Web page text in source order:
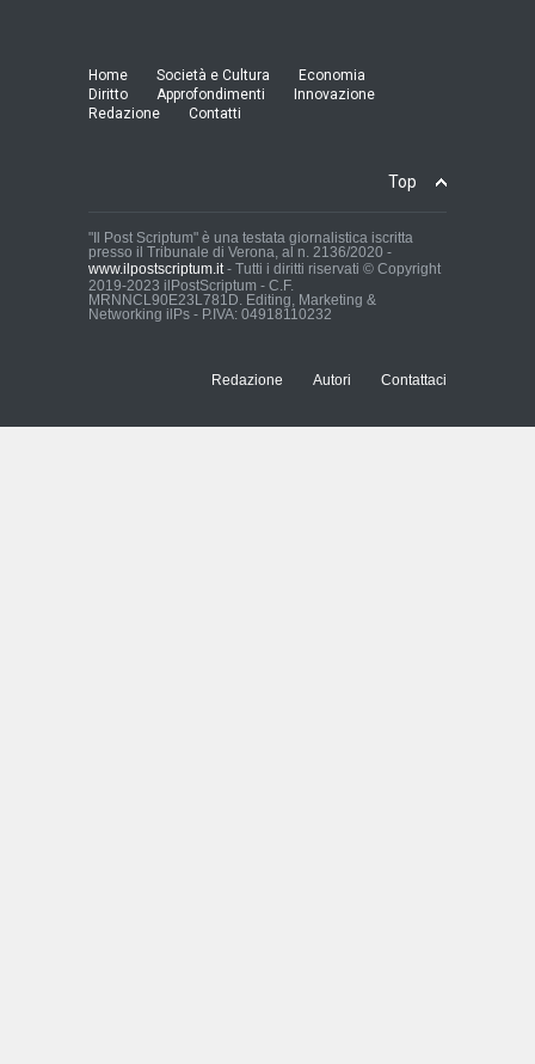
In Memoria di Albino Perolo:
possibile il Parco delle Mura
23:01, 27/06/23
Arena di Verona 2026: chi
paga il Moulin Rouge?
cultura, Art Bonus, turismo
Home Società e Cultura
Economia
Diritto
Approfondimenti
Innovazione
Redazione
Contatti
Top
"Il Post Scriptum" è una testata giornalistica iscritta
presso il Tribunale di Verona, al n. 2136/2020 -
www.ilpostscriptum.it- Tutti i diritti riservati © Copyright
2019-2023 ilPostScriptum - C.F.
MRNNCL90E23L781D. Editing, Marketing &
Networking ilPs - P.IVA: 04918110232
Redazione Autori Contattaci